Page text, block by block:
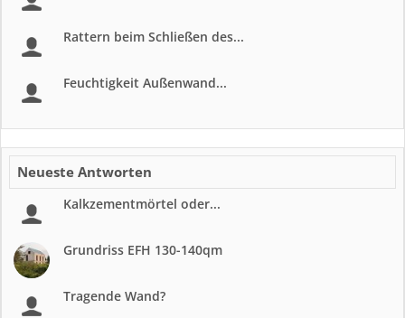
Rattern beim Schließen des...
Feuchtigkeit Außenwand...
Neueste Antworten
Kalkzementmörtel oder...
Grundriss EFH 130-140qm
Tragende Wand?